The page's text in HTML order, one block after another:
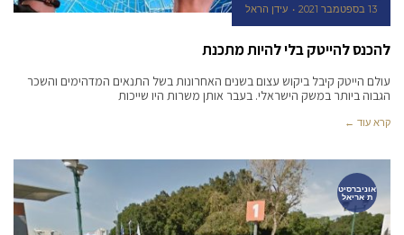
13 בספטמבר 2021 עידן הראל
להכנס להייטק בלי להיות מתכנת
עולם הייטק קיבל ביקוש עצום בשנים האחרונות בשל התנאים המדהימים והשכר
הגבוה ביותר במשק הישראלי. בעבר אותן משרות היו שייכות
קרא עוד ←
אוניברסיט
ת אריאל